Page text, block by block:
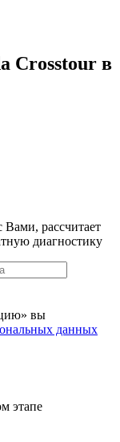
Crosstour в
Вами, расcчитает
диагностику
вы
данных
этапе